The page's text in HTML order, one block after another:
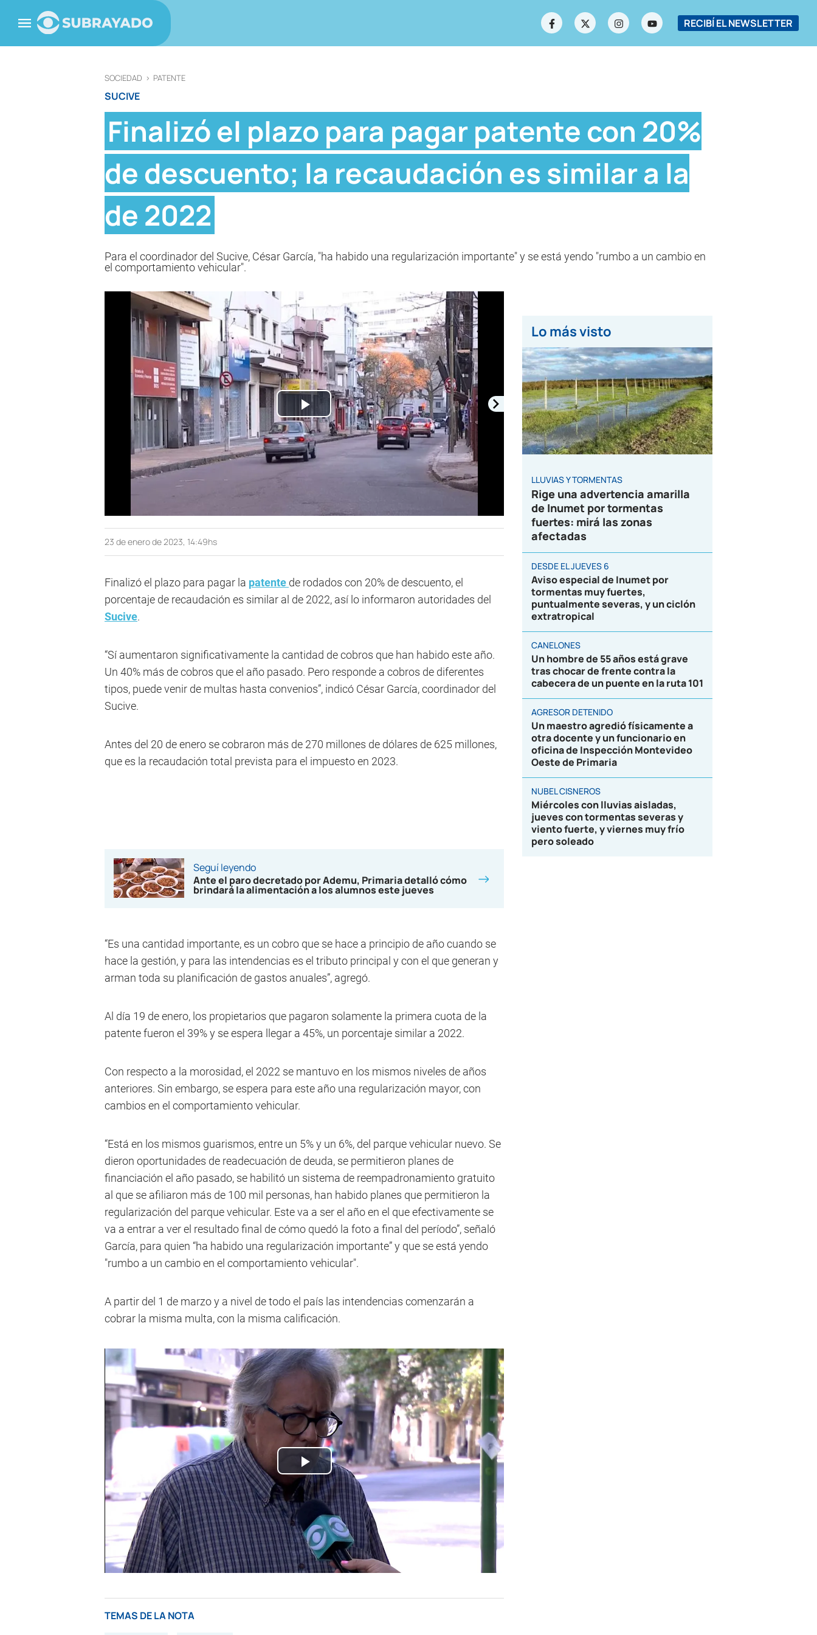
RECIBÍ EL NEWSLETTER
SOCIEDAD > PATENTE
SUCIVE
Finalizó el plazo para pagar patente con 20%
de descuento; la recaudación es similar a la
de 2022
Para el coordinador del Sucive, César García, "ha habido una regularización importante" y se está yendo "rumbo a un cambio en
el comportamiento vehicular".
Play
Video
23 de enero de 2023, 14:49hs
Finalizó el plazo para pagar la patente de rodados con 20% de descuento, el
porcentaje de recaudación es similar al de 2022, así lo informaron autoridades del
Sucive.
“Sí aumentaron significativamente la cantidad de cobros que han habido este año.
Un 40% más de cobros que el año pasado. Pero responde a cobros de diferentes
tipos, puede venir de multas hasta convenios”, indicó César García, coordinador del
Sucive.
Antes del 20 de enero se cobraron más de 270 millones de dólares de 625 millones,
que es la recaudación total prevista para el impuesto en 2023.
Seguí leyendo
Ante el paro decretado por Ademu, Primaria detalló cómo
brindará la alimentación a los alumnos este jueves
“Es una cantidad importante, es un cobro que se hace a principio de año cuando se
hace la gestión, y para las intendencias es el tributo principal y con el que generan y
arman toda su planificación de gastos anuales”, agregó.
Al día 19 de enero, los propietarios que pagaron solamente la primera cuota de la
patente fueron el 39% y se espera llegar a 45%, un porcentaje similar a 2022.
Con respecto a la morosidad, el 2022 se mantuvo en los mismos niveles de años
anteriores. Sin embargo, se espera para este año una regularización mayor, con
cambios en el comportamiento vehicular.
“Está en los mismos guarismos, entre un 5% y un 6%, del parque vehicular nuevo. Se
dieron oportunidades de readecuación de deuda, se permitieron planes de
financiación el año pasado, se habilitó un sistema de reempadronamiento gratuito
al que se afiliaron más de 100 mil personas, han habido planes que permitieron la
regularización del parque vehicular. Este va a ser el año en el que efectivamente se
va a entrar a ver el resultado final de cómo quedó la foto a final del período”, señaló
García, para quien “ha habido una regularización importante” y que se está yendo
"rumbo a un cambio en el comportamiento vehicular".
A partir del 1 de marzo y a nivel de todo el país las intendencias comenzarán a
cobrar la misma multa, con la misma calificación.
TEMAS DE LA NOTA
Lo más visto
LLUVIAS Y TORMENTAS
Rige una advertencia amarilla
de Inumet por tormentas
fuertes: mirá las zonas
afectadas
DESDE EL JUEVES 6
Aviso especial de Inumet por
tormentas muy fuertes,
puntualmente severas, y un ciclón
extratropical
CANELONES
Un hombre de 55 años está grave
tras chocar de frente contra la
cabecera de un puente en la ruta 101
AGRESOR DETENIDO
Un maestro agredió físicamente a
otra docente y un funcionario en
oficina de Inspección Montevideo
Oeste de Primaria
NUBEL CISNEROS
Miércoles con lluvias aisladas,
jueves con tormentas severas y
viento fuerte, y viernes muy frío
pero soleado